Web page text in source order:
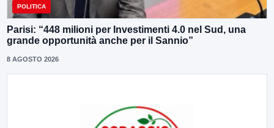
POLITICA
Parisi: “448 milioni per Investimenti 4.0 nel Sud, una
grande opportunità anche per il Sannio”
8 AGOSTO 2026